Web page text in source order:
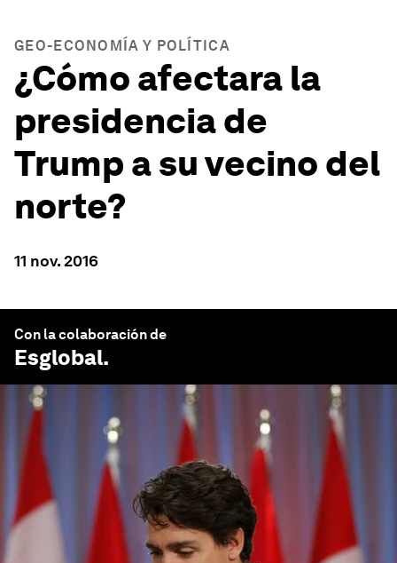
GEO-ECONOMÍA Y POLÍTICA
¿Cómo afectara la
presidencia de
Trump a su vecino del
norte?
11 nov. 2016
Con la colaboración de
Esglobal.